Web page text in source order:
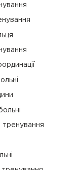
тренування